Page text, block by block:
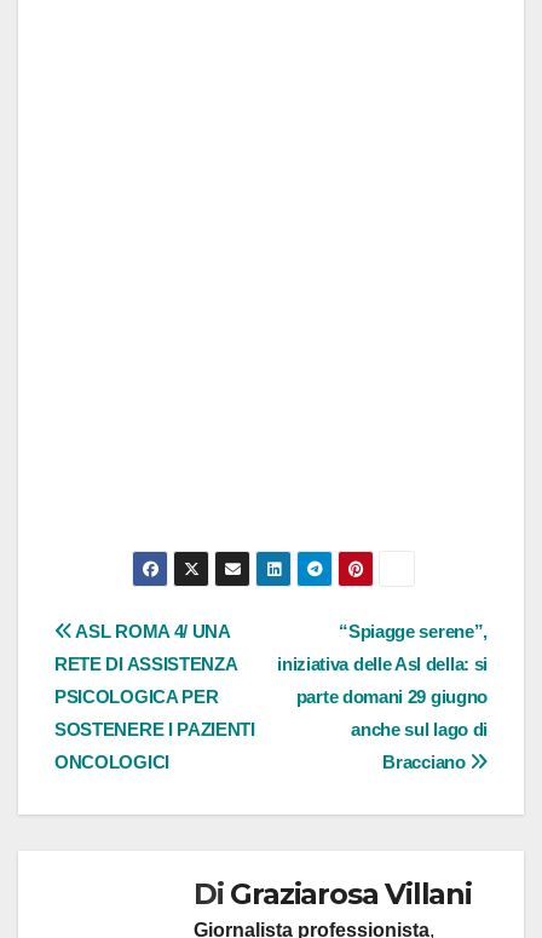
Navigazione
articoli
“Spiagge serene”,
iniziativa delle Asl della: si
parte domani 29 giugno
anche sul lago di
Bracciano
ASL ROMA 4/ UNA
RETE DI ASSISTENZA
PSICOLOGICA PER
SOSTENERE I PAZIENTI
ONCOLOGICI
Di Graziarosa Villani
Giornalista professionista,